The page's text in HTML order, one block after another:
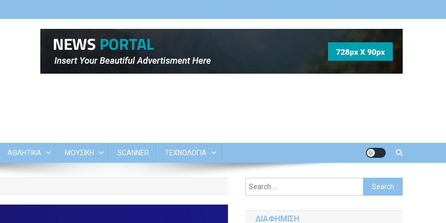
ΑΘΛΗΤΙΚΑ ΜΟΥΣΙΚΗ SCANNER ΤΕΧΝΟΛΟΓΙΑ
Search
for:
ΔΙΑΦΗΜΙΣΗ